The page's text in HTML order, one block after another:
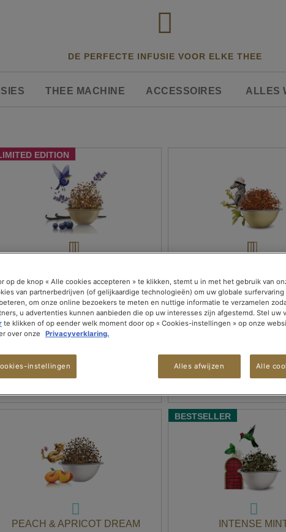
DE PERFECTE INFUSIE VOOR ELKE THEE
THEE MACHINE ACCESSOIRES ALLES
EDITION
Waardering:
0%
(0)
€ 4,90
De doos met 10 capsules
IN WINKELWAGEN
Waardering:
0%
€ 4,90
De doos met 10
IN
PEACH & APRICOT DREAM
BESTSELLER
INTENSE
op de knop « Alle cookies accepteren » te klikken, stemt u in met het gebruik van
van partnerbedrijven (of gelijkaardige technologieën) om uw globale
om onze online bezoekers te meten en nuttige informatie te verzamelen
u advertenties kunnen aanbieden die op uw interesses zijn afgestemd. Stel uw
te klikken of op eender welk moment door op « Cookies-instellingen » op onze
over onze
Privacyverklaring.
Alles afwijzen Alle
instellingen